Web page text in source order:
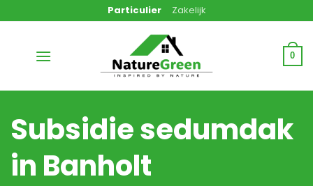
naar
Particulier Zakelijk
0
Subsidie sedumdak
in Banholt